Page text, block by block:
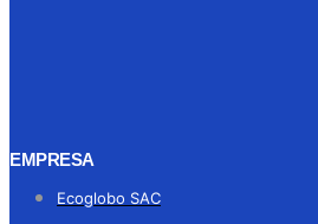
EMPRESA
Ecoglobo SAC